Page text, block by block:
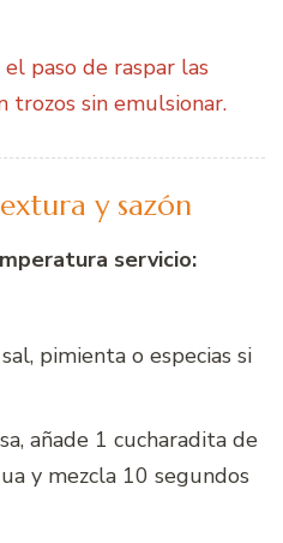
paso de raspar las
trozos sin emulsionar.
y sazón
servicio:
pimienta o especias si
añade 1 cucharadita de
y mezcla 10 segundos